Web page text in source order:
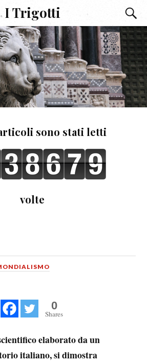
I Trigotti
sono stati letti
volte
0
Shares
elaborato da un
italiano, si dimostra